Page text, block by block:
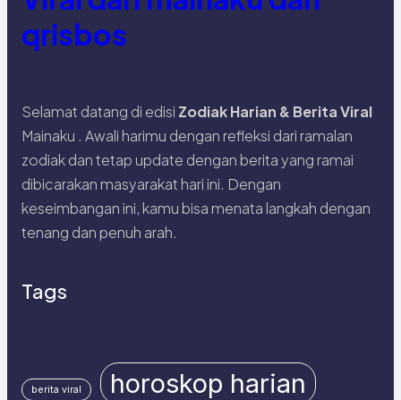
qrisbos
Selamat datang di edisi Zodiak Harian & Berita Viral
Mainaku . Awali harimu dengan refleksi dari ramalan
zodiak dan tetap update dengan berita yang ramai
dibicarakan masyarakat hari ini. Dengan
keseimbangan ini, kamu bisa menata langkah dengan
tenang dan penuh arah.
Tags
berita viral
horoskop harian